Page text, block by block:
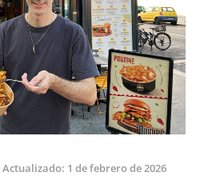
Actualizado: 1 de febrero de 2026